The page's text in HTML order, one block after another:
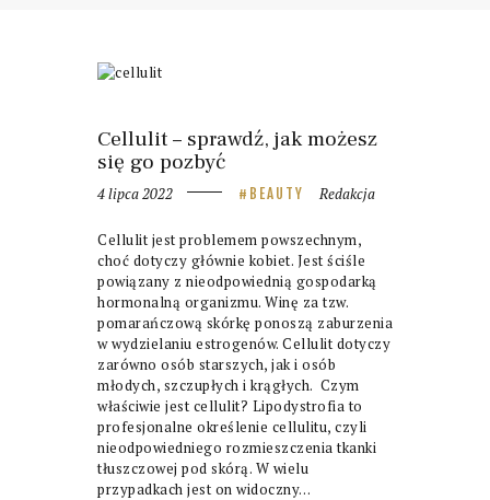
Cellulit – sprawdź, jak możesz
się go pozbyć
4 lipca 2022 BEAUTY Redakcja
Cellulit jest problemem powszechnym,
choć dotyczy głównie kobiet. Jest ściśle
powiązany z nieodpowiednią gospodarką
hormonalną organizmu. Winę za tzw.
pomarańczową skórkę ponoszą zaburzenia
w wydzielaniu estrogenów. Cellulit dotyczy
zarówno osób starszych, jak i osób
młodych, szczupłych i krągłych. Czym
właściwie jest cellulit? Lipodystrofia to
profesjonalne określenie cellulitu, czyli
nieodpowiedniego rozmieszczenia tkanki
tłuszczowej pod skórą. W wielu
przypadkach jest on widoczny…